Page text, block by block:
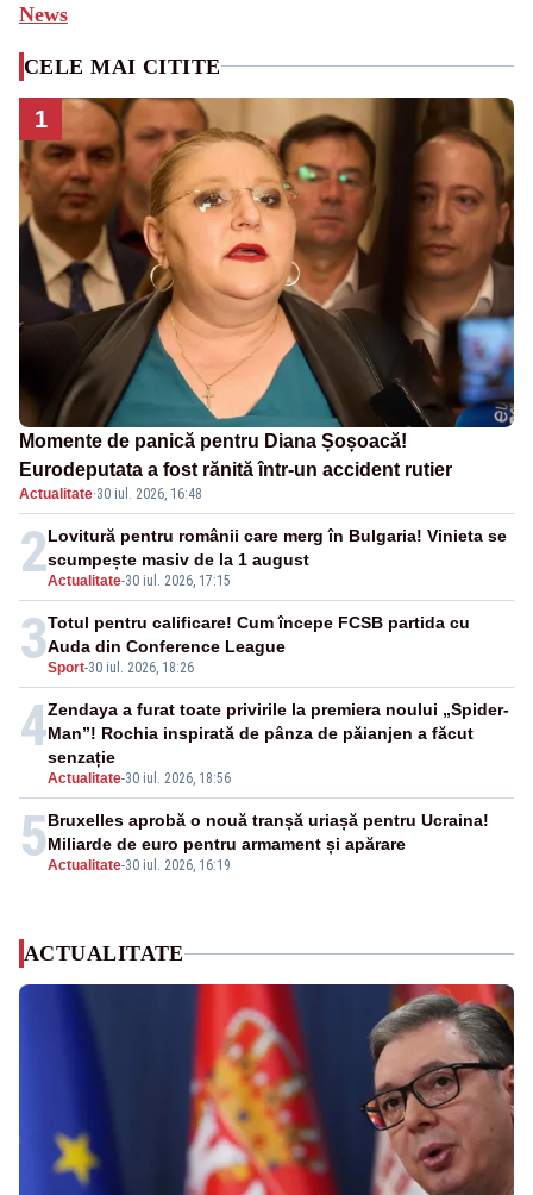
News
CELE MAI CITITE
1
Momente de panică pentru Diana Șoșoacă!
Eurodeputata a fost rănită într-un accident rutier
Actualitate·30 iul. 2026, 16:48
2Actualitate-30 iul. 2026, 17:15
Lovitură pentru românii care merg în Bulgaria! Vinieta se
scumpește masiv de la 1 august
3Sport-30 iul. 2026, 18:26
Totul pentru calificare! Cum începe FCSB partida cu
Auda din Conference League
4
Actualitate-30 iul. 2026, 18:56
Zendaya a furat toate privirile la premiera noului „Spider-
Man”! Rochia inspirată de pânza de păianjen a făcut
senzație
5Actualitate-30 iul. 2026, 16:19
Bruxelles aprobă o nouă tranșă uriașă pentru Ucraina!
Miliarde de euro pentru armament și apărare
ACTUALITATE